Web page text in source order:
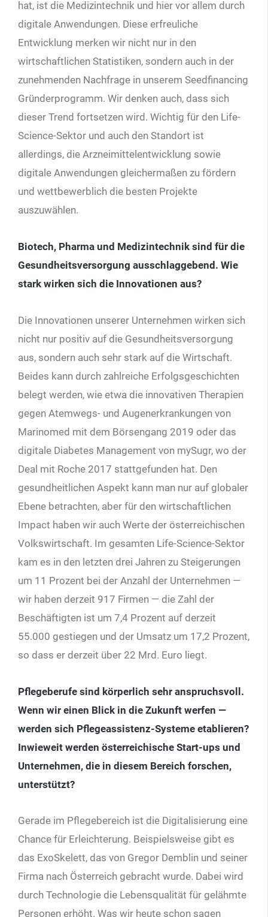
hat, ist die Medizintechnik und hier vor allem durch
digitale Anwendungen. Diese erfreuliche
Entwicklung merken wir nicht nur in den
wirtschaftlichen Statistiken, sondern auch in der
zunehmenden Nachfrage in unserem Seedfinancing
Gründerprogramm. Wir denken auch, dass sich
dieser Trend fortsetzen wird. Wichtig für den Life-
Science-Sektor und auch den Standort ist
allerdings, die Arzneimittelentwicklung sowie
digitale Anwendungen gleichermaßen zu fördern
und wettbewerblich die besten Projekte
auszuwählen.
Biotech, Pharma und Medizintechnik sind für die
Gesundheitsversorgung ausschlaggebend. Wie
stark wirken sich die Innovationen aus?
Die Innovationen unserer Unternehmen wirken sich
nicht nur positiv auf die Gesundheitsversorgung
aus, sondern auch sehr stark auf die Wirtschaft.
Beides kann durch zahlreiche Erfolgsgeschichten
belegt werden, wie etwa die innovativen Therapien
gegen Atemwegs- und Augenerkrankungen von
Marinomed mit dem Börsengang 2019 oder das
digitale Diabetes Management von mySugr, wo der
Deal mit Roche 2017 stattgefunden hat. Den
gesundheitlichen Aspekt kann man nur auf globaler
Ebene betrachten, aber für den wirtschaftlichen
Impact haben wir auch Werte der österreichischen
Volkswirtschaft. Im gesamten Life-Science-Sektor
kam es in den letzten drei Jahren zu Steigerungen
um 11 Prozent bei der Anzahl der Unternehmen —
wir haben derzeit 917 Firmen — die Zahl der
Beschäftigten ist um 7,4 Prozent auf derzeit
55.000 gestiegen und der Umsatz um 17,2 Prozent,
so dass er derzeit über 22 Mrd. Euro liegt.
Pflegeberufe sind körperlich sehr anspruchsvoll.
Wenn wir einen Blick in die Zukunft werfen —
werden sich Pflegeassistenz-Systeme etablieren?
Inwieweit werden österreichische Start-ups und
Unternehmen, die in diesem Bereich forschen,
unterstützt?
Gerade im Pflegebereich ist die Digitalisierung eine
Chance für Erleichterung. Beispielsweise gibt es
das ExoSkelett, das von Gregor Demblin und seiner
Firma nach Österreich gebracht wurde. Dabei wird
durch Technologie die Lebensqualität für gelähmte
Personen erhöht. Was wir heute schon sagen